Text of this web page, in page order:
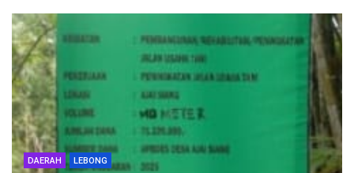
DAERAH LEBONG